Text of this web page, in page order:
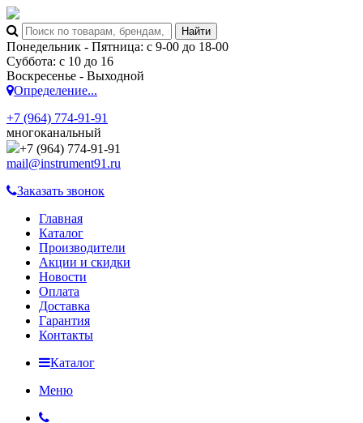
Понедельник - Пятница: с 9-00 до 18-00
Суббота: с 10 до 16
Воскресенье - Выходной
Определение...
+7 (964) 774-91-91
многоканальный
+7 (964) 774-91-91
mail@instrument91.ru
Заказать звонок
Главная
Каталог
Производители
Акции и скидки
Новости
Оплата
Доставка
Гарантия
Контакты
Каталог
Меню